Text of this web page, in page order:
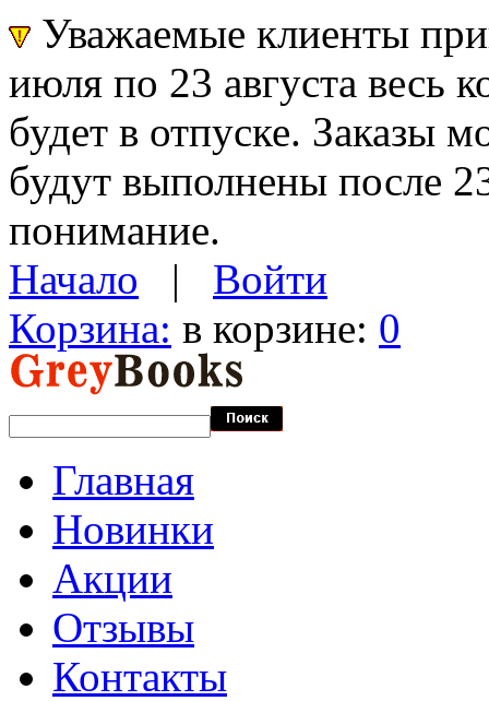
Уважаемые клиенты
июля по 23 августа весь
будет в отпуске. Заказы
будут выполнены после
понимание.
Начало | Войти
Корзина: в корзине: 0
Главная
Новинки
Акции
Отзывы
Контакты